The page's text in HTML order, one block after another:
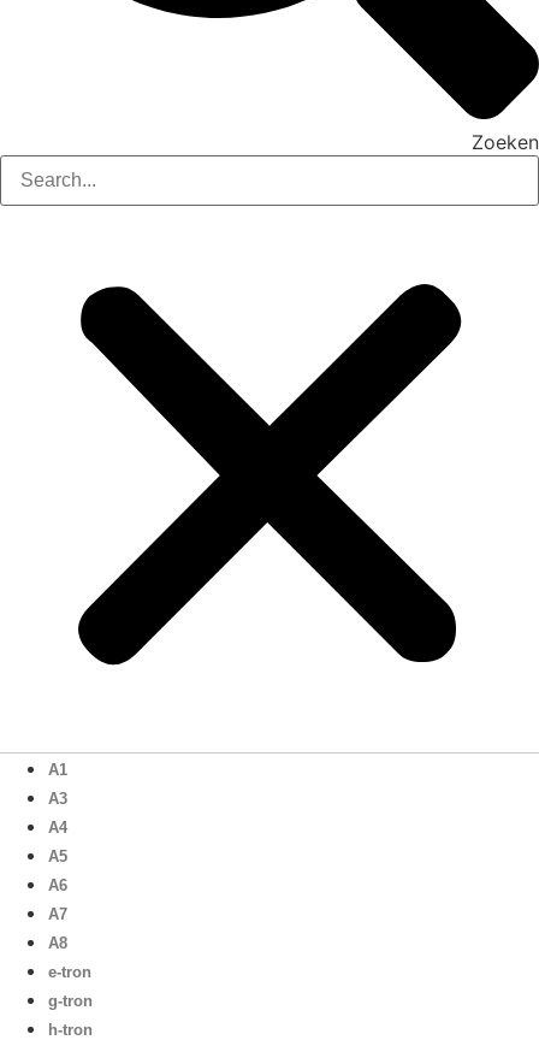
Zoeken
A1
A3
A4
A5
A6
A7
A8
e-tron
g-tron
h-tron